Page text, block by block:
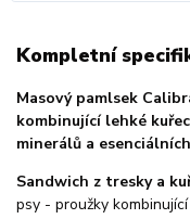
Kompletní
Masový pamlsek
kombinující lehké
minerálů a
Sandwich z tresky a
psy - proužky